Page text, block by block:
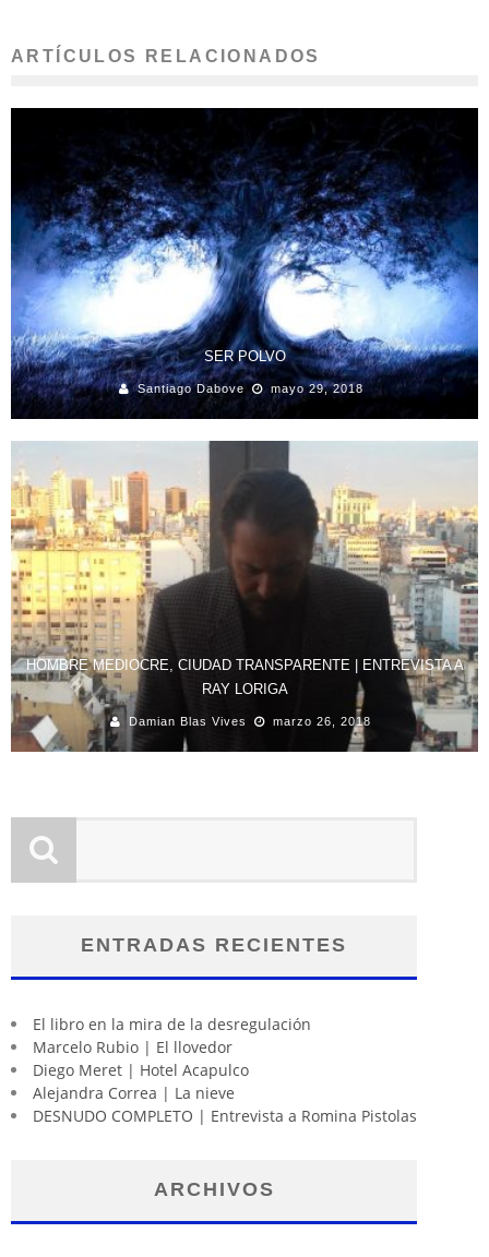
ARTÍCULOS RELACIONADOS
SER POLVO
Santiago Dabove mayo 29, 2018
HOMBRE MEDIOCRE, CIUDAD TRANSPARENTE | ENTREVISTA A
RAY LORIGA
Damian Blas Vives marzo 26, 2018
ENTRADAS RECIENTES
El libro en la mira de la desregulación
Marcelo Rubio | El llovedor
Diego Meret | Hotel Acapulco
Alejandra Correa | La nieve
DESNUDO COMPLETO | Entrevista a Romina Pistolas
ARCHIVOS